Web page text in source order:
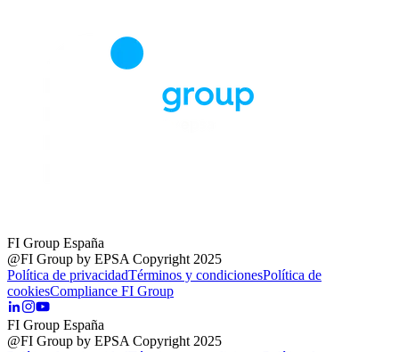
FI Group España
@FI Group by EPSA Copyright 2025
Política de privacidadTérminos y condicionesPolítica de
cookiesCompliance FI Group
FI Group España
@FI Group by EPSA Copyright 2025